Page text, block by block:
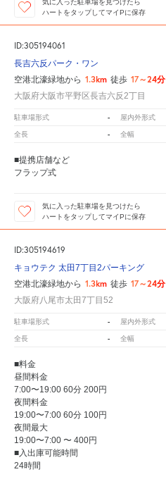
気に入った駐車場を見つけたら
ハートをタップしてマイPに保存
ID:305194061
長吉六反パーク・ワン
空港北濠緑地から 1.3km 徒歩 17～24分
大阪府大阪市平野区長吉六反2丁目
駐車場形式 - 屋内外形式
全長 - 全幅
■提携店舗など
フラップ式
気に入った駐車場を見つけたら
ハートをタップしてマイPに保存
ID:305194619
キョウテク 太田7丁目2パーキング
空港北濠緑地から 1.3km 徒歩 17～24分
大阪府八尾市太田7丁目52
駐車場形式 - 屋内外形式
全長 - 全幅
■料金
昼間料金
7:00〜19:00 60分 200円
夜間料金
19:00〜7:00 60分 100円
夜間最大
19:00〜7:00 〜 400円
■入出庫可能時間
24時間